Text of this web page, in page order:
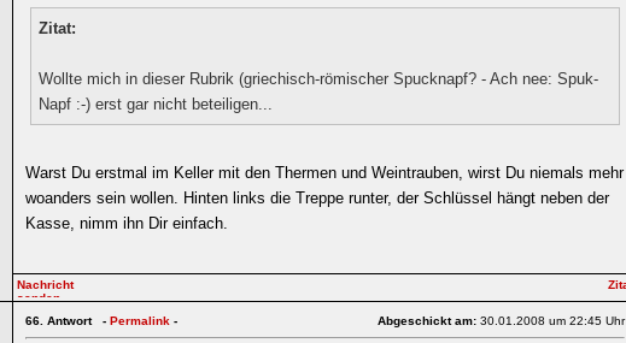
Zitat:
Wollte mich in dieser Rubrik (griechisch-römischer Spucknapf? - Ach nee: Spuk-
Napf :-) erst gar nicht beteiligen...
Warst Du erstmal im Keller mit den Thermen und Weintrauben, wirst Du niemals mehr
woanders sein wollen. Hinten links die Treppe runter, der Schlüssel hängt neben der
Kasse, nimm ihn Dir einfach.
66. Antwort - Permalink - Abgeschickt am: 30.01.2008 um 22:45 Uhr